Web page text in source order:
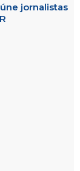
jornalistas